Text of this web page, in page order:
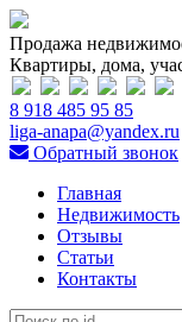
Продажа
Квартиры, дома,
8 918 485 95 85
liga-anapa@yandex.ru
Обратный звонок
Главная
Недвижимость
Отзывы
Статьи
Контакты